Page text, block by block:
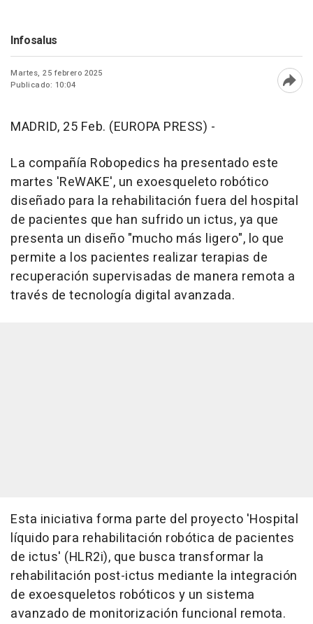
Infosalus
Martes, 25 febrero 2025
Publicado: 10:04
MADRID, 25 Feb. (EUROPA PRESS) -
La compañía Robopedics ha presentado este
martes 'ReWAKE', un exoesqueleto robótico
diseñado para la rehabilitación fuera del hospital
de pacientes que han sufrido un ictus, ya que
presenta un diseño "mucho más ligero", lo que
permite a los pacientes realizar terapias de
recuperación supervisadas de manera remota a
través de tecnología digital avanzada.
Esta iniciativa forma parte del proyecto 'Hospital
líquido para rehabilitación robótica de pacientes
de ictus' (HLR2i), que busca transformar la
rehabilitación post-ictus mediante la integración
de exoesqueletos robóticos y un sistema
avanzado de monitorización funcional remota.